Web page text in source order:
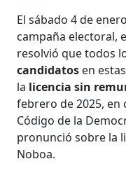
El sábado 4 de
campaña electoral,
resolvió que todos
candidatos en
la licencia sin
febrero de 2025,
Código de la
pronunció sobre la
Noboa.